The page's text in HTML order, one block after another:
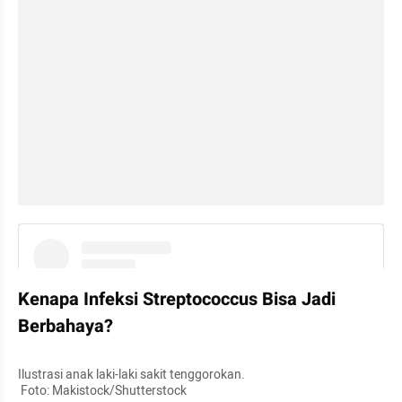
Kenapa Infeksi Streptococcus Bisa Jadi
Berbahaya?
Ilustrasi anak laki-laki sakit tenggorokan.
Foto: Makistock/Shutterstock